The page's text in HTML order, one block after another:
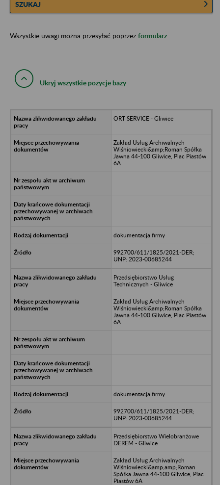
SZUKAJ
Wszystkie uwagi można przesyłać poprzez formularz
Ukryj wszystkie pozycje bazy
ORT SERVICE - Gliwice
Zakład Usług Archiwalnych
Wiśniowiecki&amp;Roman Spółka
Jawna 44-100 Gliwice, Plac Piastów
6A
dokumentacja firmy
992700/611/1825/2021-DER;
UNP: 2023-00685244
Przedsiębiorstwo Usług
Technicznych - Gliwice
Zakład Usług Archiwalnych
Wiśniowiecki&amp;Roman Spółka
Jawna 44-100 Gliwice, Plac Piastów
6A
dokumentacja firmy
992700/611/1825/2021-DER;
UNP: 2023-00685244
Przedsiębiorstwo Wielobranżowe
DEREM - Gliwice
Zakład Usług Archiwalnych
Wiśniowiecki&amp;amp;Roman
Spółka Jawna 44-100 Gliwice, Plac
Piastów 6A